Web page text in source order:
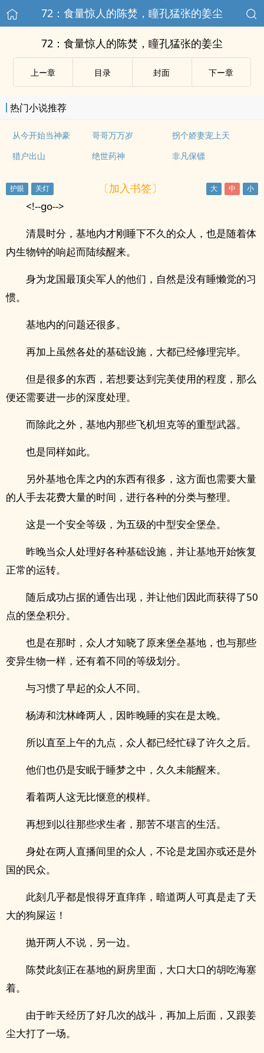
72：食量惊人的陈焚，瞳孔猛张的姜尘
72：食量惊人的陈焚，瞳孔猛张的姜尘
上ー章 目录 封面 下ー章
热门小说推荐
从今开始当神豪 哥哥万万岁
拐个娇妻宠上天
猎户出山
绝世药神 非凡保镖
〔加入书签〕
<!--go-->
清晨时分，基地内才刚睡下不久的众人，也是随着体
内生物钟的响起而陆续醒来。
身为龙国最顶尖军人的他们，自然是没有睡懒觉的习
惯。
基地内的问题还很多。
再加上虽然各处的基础设施，大都已经修理完毕。
但是很多的东西，若想要达到完美使用的程度，那么
便还需要进一步的深度处理。
而除此之外，基地内那些飞机坦克等的重型武器。
也是同样如此。
另外基地仓库之内的东西有很多，这方面也需要大量
的人手去花费大量的时间，进行各种的分类与整理。
这是一个安全等级，为五级的中型安全堡垒。
昨晚当众人处理好各种基础设施，并让基地开始恢复
正常的运转。
随后成功占据的通告出现，并让他们因此而获得了50
点的堡垒积分。
也是在那时，众人才知晓了原来堡垒基地，也与那些
变异生物一样，还有着不同的等级划分。
与习惯了早起的众人不同。
杨涛和沈林峰两人，因昨晚睡的实在是太晚。
所以直至上午的九点，众人都已经忙碌了许久之后。
他们也仍是安眠于睡梦之中，久久未能醒来。
看着两人这无比惬意的模样。
再想到以往那些求生者，那苦不堪言的生活。
身处在两人直播间里的众人，不论是龙国亦或还是外
国的民众。
此刻几乎都是恨得牙直痒痒，暗道两人可真是走了天
大的狗屎运！
抛开两人不说，另一边。
陈焚此刻正在基地的厨房里面，大口大口的胡吃海塞
着。
由于昨天经历了好几次的战斗，再加上后面，又跟姜
尘大打了一场。